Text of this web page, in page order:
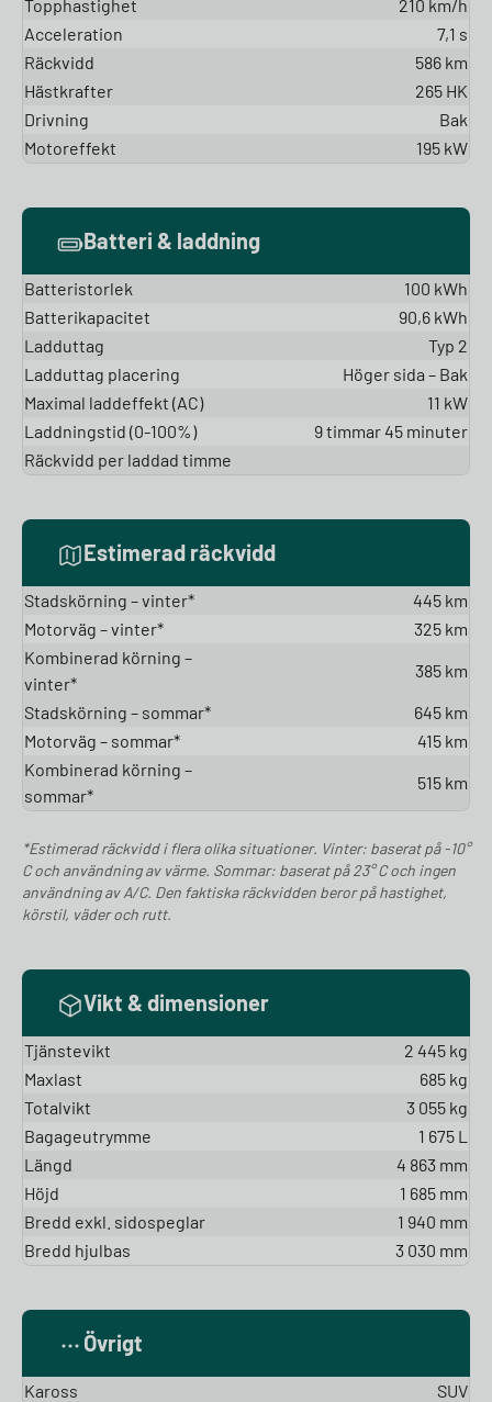
Topphastighet
210 km/h
Acceleration
7,1 s
Räckvidd
586 km
Hästkrafter
265 HK
Drivning
Bak
Motoreffekt
195 kW
Batteri & laddning
Batteristorlek
100 kWh
Batterikapacitet
90,6 kWh
Ladduttag
Typ 2
Ladduttag placering
Höger sida – Bak
Maximal laddeffekt (AC)
11 kW
Laddningstid (0-100%)
9 timmar 45 minuter
Räckvidd per laddad timme
Estimerad räckvidd
Stadskörning – vinter*
445 km
Motorväg – vinter*
325 km
Kombinerad körning –
vinter*
385 km
Stadskörning – sommar*
645 km
Motorväg – sommar*
415 km
Kombinerad körning –
sommar*
515 km
*Estimerad räckvidd i flera olika situationer. Vinter: baserat på -10°
C och användning av värme. Sommar: baserat på 23° C och ingen
användning av A/C. Den faktiska räckvidden beror på hastighet,
körstil, väder och rutt.
Vikt & dimensioner
Tjänstevikt
2 445 kg
Maxlast
685 kg
Totalvikt
3 055 kg
Bagageutrymme
1 675 L
Längd
4 863 mm
Höjd
1 685 mm
Bredd exkl. sidospeglar
1 940 mm
Bredd hjulbas
3 030 mm
Övrigt
Kaross
SUV